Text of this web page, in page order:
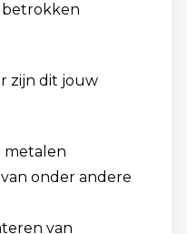
betrokken
zijn dit jouw
metalen
onder andere
van